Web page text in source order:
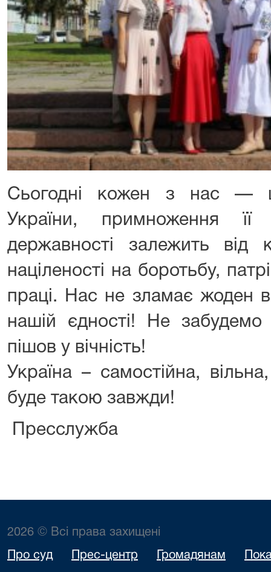
Сьогодні кожен з нас —
України, примноження її
державності залежить
націленості на боротьбу,
праці. Нас не зламає жоден
нашій єдності! Не
пішов у вічність!
Україна – самостійна,
буде такою завжди!
Пресслужба
2026 © Всі права захищені
Про суд Прес-центр Громадянам